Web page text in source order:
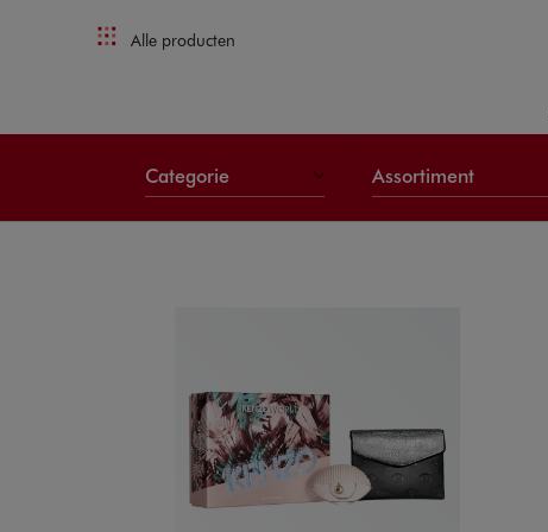
Alle producten
Categorie Assortiment